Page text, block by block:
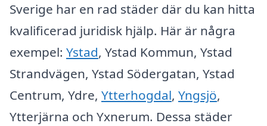
Sverige har en rad städer där du kan hitta
kvalificerad juridisk hjälp. Här är några
exempel: Ystad, Ystad Kommun, Ystad
Strandvägen, Ystad Södergatan, Ystad
Centrum, Ydre, Ytterhogdal, Yngsjö,
Ytterjärna och Yxnerum. Dessa städer